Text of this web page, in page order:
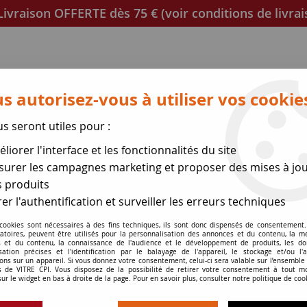
OFFERTE dès 75 € (voir conditions de
Mica et joint à découper Joints de porte
des expéditions le 17
d'insert>Insert Bern
Insert Bern
autorisez-vous à utiliser vos
seront utiles pour :
l'interface et les fonctionnalités du site
les campagnes marketing et proposer des mises à
produits
l'authentification et surveiller les erreurs techniques
sont nécessaires à des fins techniques, ils sont donc dispensés de
peuvent être utilisés pour la personnalisation des annonces et du contenu, la
et du contenu, la connaissance de l'audience et le développement de produits, les
précises et l'identification par le balayage de l'appareil, le stockage et/ou
sur un appareil. Si vous donnez votre consentement, celui-ci sera valable sur l’ensemble
de VITRE CPI. Vous disposez de la possibilité de retirer votre consentement à tout
le widget en bas à droite de la page. Pour en savoir plus, consulter notre politique de